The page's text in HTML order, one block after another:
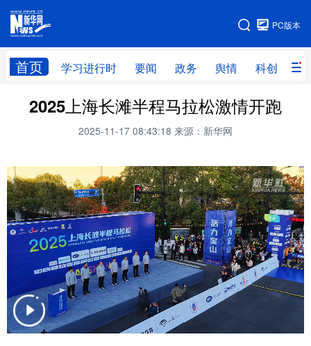
PC版本
首页 学习进行时 要闻 政务 舆情 科创 产
网站地图
首页 学习进行时 要闻 政务
科创 产经
旅游 教育 民生 文化
房产 体育 健康 图片
信息 廉政 原创 长三角频道
2025上海长滩半程马拉松激情开跑
2025-11-17 08:43:18 来源：新华网